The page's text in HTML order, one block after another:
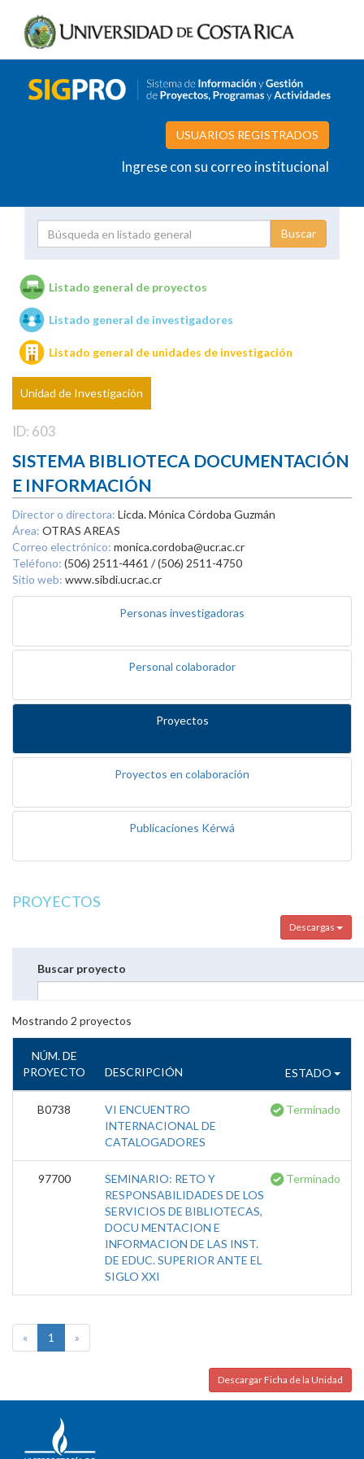
USUARIOS REGISTRADOS
Ingrese con su correo institucional
Unidades de investigación
Listado general de proyectos
Listado general de investigadores
Listado general de unidades de investigación
Unidad de Investigación
ID: 603
SISTEMA BIBLIOTECA DOCUMENTACIÓN
E INFORMACIÓN
Director o directora: Licda. Mónica Córdoba Guzmán
Área: OTRAS AREAS
Correo electrónico: monica.cordoba@ucr.ac.cr
Teléfono: (506) 2511-4461 / (506) 2511-4750
Sitio web: www.sibdi.ucr.ac.cr
Personas investigadoras
Personal colaborador
Proyectos
Proyectos en colaboración
Publicaciones Kérwá
PROYECTOS
Descargas
Buscar proyecto
Mostrando 2 proyectos
NÚM. DE
PROYECTO
DESCRIPCIÓN ESTADO
B0738
VI ENCUENTRO
INTERNACIONAL DE
CATALOGADORES
Terminado
97700
SEMINARIO: RETO Y
RESPONSABILIDADES DE LOS
SERVICIOS DE BIBLIOTECAS,
DOCU MENTACION E
INFORMACION DE LAS INST.
DE EDUC. SUPERIOR ANTE EL
SIGLO XXI
Terminado
« 1 »
Descargar Ficha de la Unidad